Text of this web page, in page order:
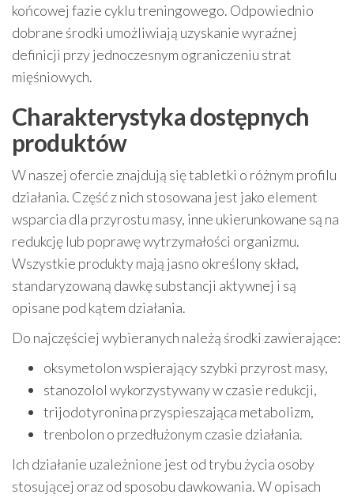
końcowej fazie cyklu treningowego. Odpowiednio
dobrane środki umożliwiają uzyskanie wyraźnej
definicji przy jednoczesnym ograniczeniu strat
mięśniowych.
Charakterystyka dostępnych
produktów
W naszej ofercie znajdują się tabletki o różnym profilu
działania. Część z nich stosowana jest jako element
wsparcia dla przyrostu masy, inne ukierunkowane są na
redukcję lub poprawę wytrzymałości organizmu.
Wszystkie produkty mają jasno określony skład,
standaryzowaną dawkę substancji aktywnej i są
opisane pod kątem działania.
Do najczęściej wybieranych należą środki zawierające:
oksymetolon wspierający szybki przyrost masy,
stanozolol wykorzystywany w czasie redukcji,
trijodotyronina przyspieszająca metabolizm,
trenbolon o przedłużonym czasie działania.
Ich działanie uzależnione jest od trybu życia osoby
stosującej oraz od sposobu dawkowania. W opisach